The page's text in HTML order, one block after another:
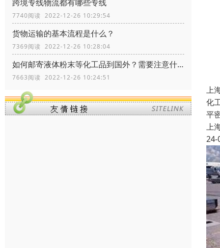
跨境专线物流都有哪些专线
7740阅读 2022-12-26 10:29:54
货物运输的基本流程是什么？
7369阅读 2022-12-26 10:28:04
如何邮寄液体粉末等化工品到国外？需要注意什么？
7663阅读 2022-12-26 10:24:51
上
化
平
上
24-